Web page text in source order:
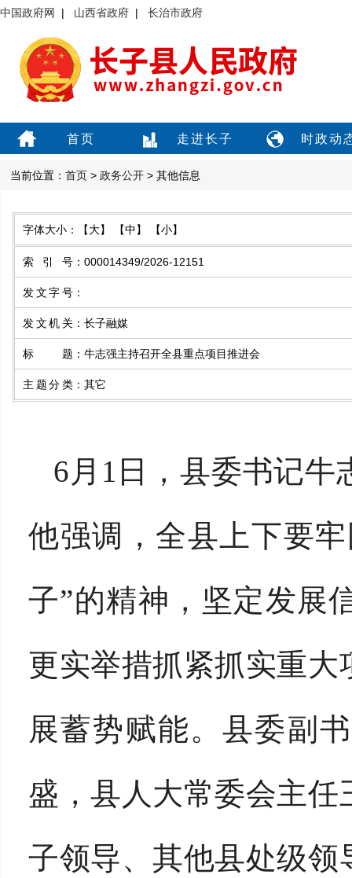
中国政府网 | 山西省政府 | 长治市政府
首页 走进长子 时政动
当前位置： 首页 > 政务公开 > 其他信息
字体大小： 【大】 【中】 【小】
索引号 ： 000014349/2026-12151
发文字号 ：
发文机关 ： 长子融媒
标题 ： 牛志强主持召开全县重点项目推进会
主题分类 ： 其它
6月1日，县委书记牛
他强调，全县上下要
子”的精神，坚定发展
更实举措抓紧抓实重
展蓄势赋能。县委副
盛，县人大常委会主
子领导、其他县处级